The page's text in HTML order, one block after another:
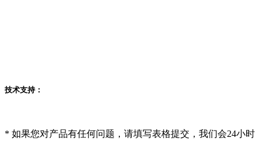
技术支持：
* 如果您对产品有任何问题，请填写表格提交，我们会24小时